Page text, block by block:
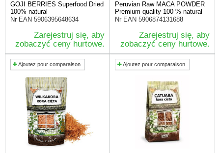
GOJI BERRIES Superfood Dried
100% natural
Nr EAN 5906395648634
Zarejestruj się, aby
zobaczyć ceny hurtowe.
Peruvian Raw MACA POWDER
Premium quality 100 % natural
Nr EAN 5906874131688
Zarejestruj się, aby
zobaczyć ceny hurtowe.
Ajoutez pour comparaison Ajoutez pour comparaison